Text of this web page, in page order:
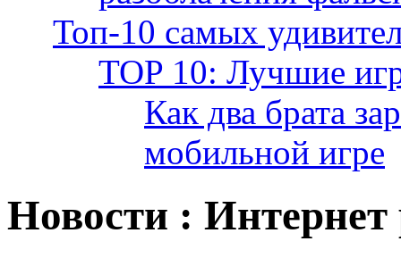
Топ-10 самых
TOP 10: Лучшие
Как два брата
мобильной игре
Новости :